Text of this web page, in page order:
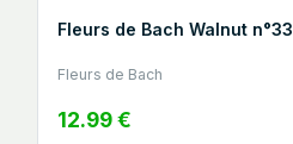
Fleurs de Bach Walnut n°33
Fleurs de Bach
12.99 €